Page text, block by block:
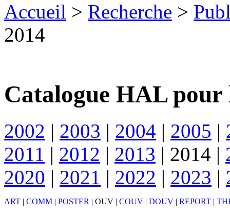
Accueil > Recherche >
2014
Catalogue HAL pour
2002 | 2003 | 2004 | 2005 |
2011 | 2012 | 2013 | 2014 |
2020 | 2021 | 2022 | 2023 |
ART | COMM | POSTER | OUV | COUV | DOUV | REPORT |